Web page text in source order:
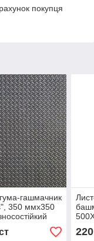
покупця
гашмачник
350 ммх350
220